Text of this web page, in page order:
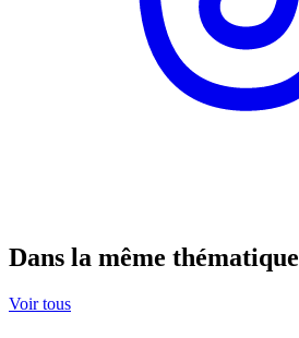
Dans la même thématique
Voir tous